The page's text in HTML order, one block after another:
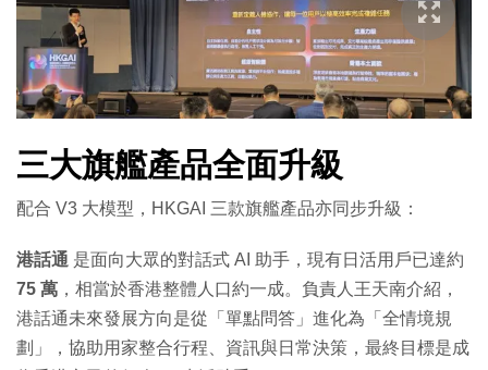
三大旗艦產品全面升級
配合 V3 大模型，HKGAI 三款旗艦產品亦同步升級：
港話通 是面向大眾的對話式 AI 助手，現有日活用戶已達約
75 萬 ，相當於香港整體人口約一成。負責人王天南介紹，
港話通未來發展方向是從「單點問答」進化為「全情境規
劃」，協助用家整合行程、資訊與日常決策，最終目標是成